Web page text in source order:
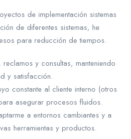
de implementación sistemas
de diferentes sistemas, he
para reducción de tiempos.
y consultas, manteniendo
y satisfacción.
constante al cliente interno (otros
asegurar procesos fluidos.
a entornos cambiantes y a
herramientas y productos.